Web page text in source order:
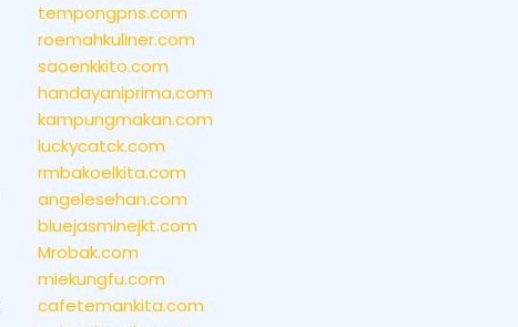
tempongpns.com
roemahkuliner.com
saoenkkito.com
handayaniprima.com
kampungmakan.com
luckycatck.com
rmbakoelkita.com
angelesehan.com
bluejasminejkt.com
Mrobak.com
miekungfu.com
cafetemankita.com